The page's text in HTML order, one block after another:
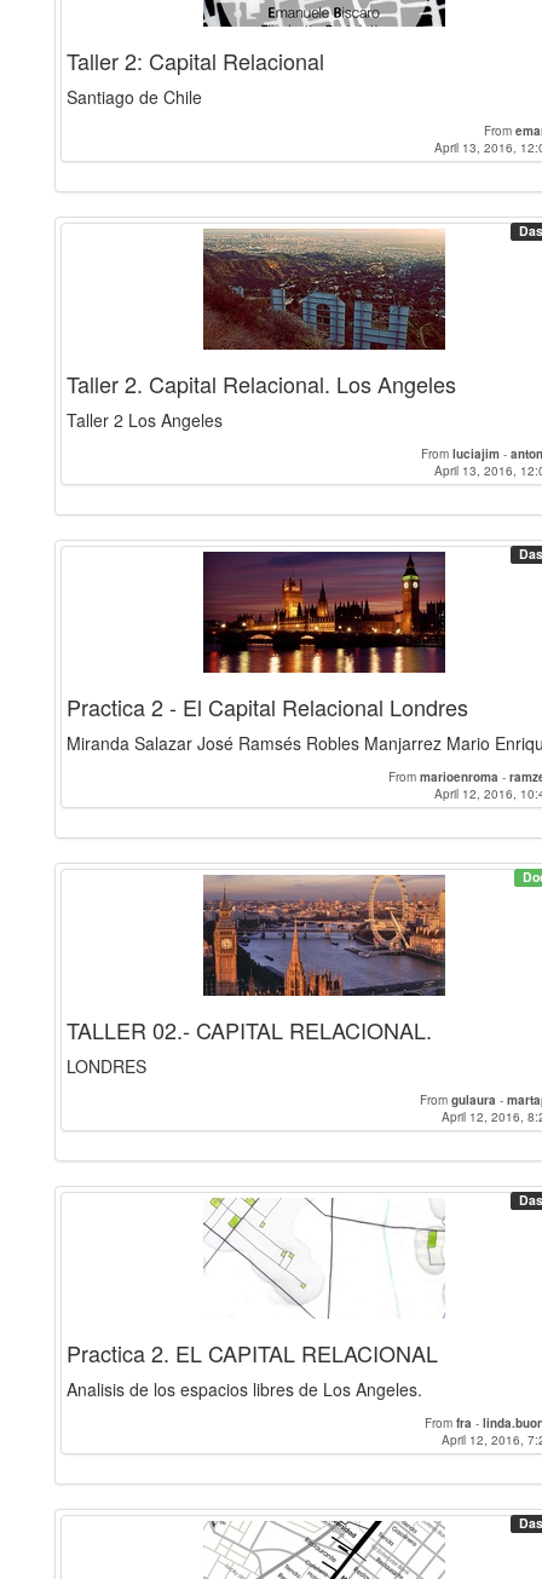
Taller 2: Capital Relacional
Santiago de Chile
From
April 13, 2016,
Taller 2. Capital Relacional. Los Angeles
Taller 2 Los Angeles
From luciajim -
April 13, 2016,
Practica 2 - El Capital Relacional Londres
Miranda Salazar José Ramsés Robles Manjarrez Mario
From marioenroma -
April 12, 2016,
TALLER 02.- CAPITAL RELACIONAL.
LONDRES
From gulaura -
April 12, 2016,
Practica 2. EL CAPITAL RELACIONAL
Analisis de los espacios libres de Los Angeles.
From fra -
April 12, 2016,